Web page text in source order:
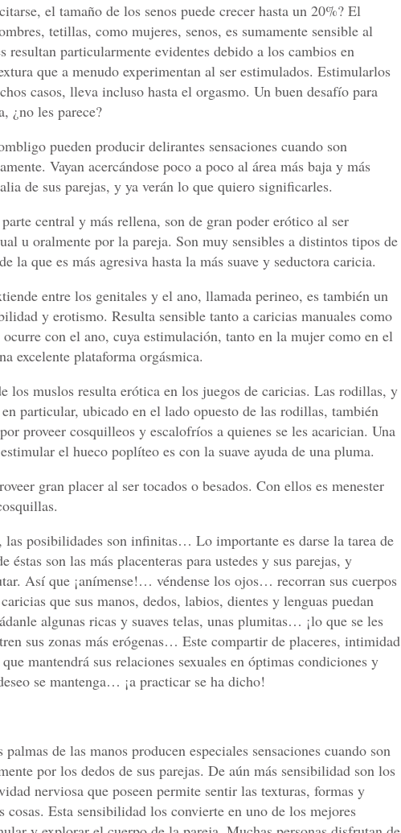
el tamaño de los senos puede crecer hasta un 20%? El
tetillas, como mujeres, senos, es sumamente sensible al
resultan particularmente evidentes debido a los cambios en
que a menudo experimentan al ser estimulados. Estimularlos
casos, lleva incluso hasta el orgasmo. Un buen desafío para
¿no les parece?
pueden producir delirantes sensaciones cuando son
Vayan acercándose poco a poco al área más baja y más
de sus parejas, y ya verán lo que quiero significarles.
central y más rellena, son de gran poder erótico al ser
u oralmente por la pareja. Son muy sensibles a distintos tipos de
la que es más agresiva hasta la más suave y seductora caricia.
entre los genitales y el ano, llamada perineo, es también un
y erotismo. Resulta sensible tanto a caricias manuales como
con el ano, cuya estimulación, tanto en la mujer como en el
excelente plataforma orgásmica.
los muslos resulta erótica en los juegos de caricias. Las rodillas, y
particular, ubicado en el lado opuesto de las rodillas, también
proveer cosquilleos y escalofríos a quienes se les acarician. Una
el hueco poplíteo es con la suave ayuda de una pluma.
gran placer al ser tocados o besados. Con ellos es menester
las posibilidades son infinitas… Lo importante es darse la tarea de
éstas son las más placenteras para ustedes y sus parejas, y
Así que ¡anímense!… véndense los ojos… recorran sus cuerpos
que sus manos, dedos, labios, dientes y lenguas puedan
algunas ricas y suaves telas, unas plumitas… ¡lo que se les
sus zonas más erógenas… Este compartir de placeres, intimidad
mantendrá sus relaciones sexuales en óptimas condiciones y
se mantenga… ¡a practicar se ha dicho!
de las manos producen especiales sensaciones cuando son
por los dedos de sus parejas. De aún más sensibilidad son los
nerviosa que poseen permite sentir las texturas, formas y
cosas. Esta sensibilidad los convierte en uno de los mejores